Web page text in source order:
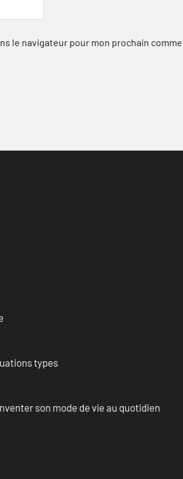
le navigateur pour mon prochain
types
son mode de vie au quotidien